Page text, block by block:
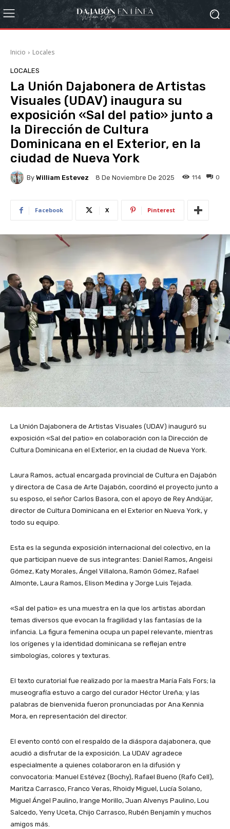
Inicio Locales
LOCALES
La Unión Dajabonera de Artistas
Visuales (UDAV) inaugura su
exposición «Sal del patio» junto a
la Dirección de Cultura
Dominicana en el Exterior, en la
ciudad de Nueva York
By William Estevez 8 De Noviembre De 2025 0
114
Facebook X Pinterest
La Unión Dajabonera de Artistas Visuales (UDAV) inauguró su
exposición «Sal del patio» en colaboración con la Dirección de
Cultura Dominicana en el Exterior, en la ciudad de Nueva York.
Laura Ramos, actual encargada provincial de Cultura en Dajabón
y directora de Casa de Arte Dajabón, coordinó el proyecto junto a
su esposo, el señor Carlos Basora, con el apoyo de Rey Andújar,
director de Cultura Dominicana en el Exterior en Nueva York, y
todo su equipo.
Esta es la segunda exposición internacional del colectivo, en la
que participan nueve de sus integrantes: Daniel Ramos, Angeisi
Gómez, Katy Morales, Ángel Villalona, Ramón Gómez, Rafael
Almonte, Laura Ramos, Elison Medina y Jorge Luis Tejada.
«Sal del patio» es una muestra en la que los artistas abordan
temas diversos que evocan la fragilidad y las fantasías de la
infancia. La figura femenina ocupa un papel relevante, mientras
los orígenes y la identidad dominicana se reflejan entre
simbologías, colores y texturas.
El texto curatorial fue realizado por la maestra María Fals Fors; la
museografía estuvo a cargo del curador Héctor Ureña; y las
palabras de bienvenida fueron pronunciadas por Ana Kennia
Mora, en representación del director.
El evento contó con el respaldo de la diáspora dajabonera, que
acudió a disfrutar de la exposición. La UDAV agradece
especialmente a quienes colaboraron en la difusión y
convocatoria: Manuel Estévez (Bochy), Rafael Bueno (Rafo Cell),
Maritza Carrasco, Franco Veras, Rhoidy Miguel, Lucía Solano,
Miguel Ángel Paulino, Irange Morillo, Juan Alvenys Paulino, Lou
Salcedo, Yeny Uceta, Chijo Carrasco, Rubén Benjamín y muchos
amigos más.